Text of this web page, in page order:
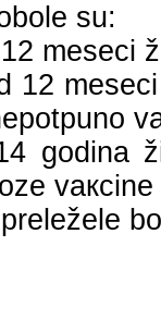
su:
mеsеci
12
gоdinа